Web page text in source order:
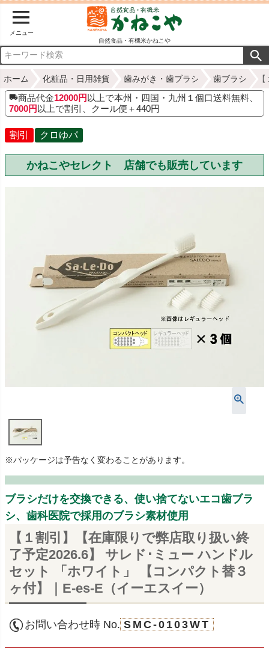
メニュー
自然食品・有機米かねこや
ホーム 化粧品・日用雑貨 歯みがき・歯ブラシ 歯ブラシ
商品代金12000円 以上で本州・四国・九州１個口送料無料、
7000円 以上で割引、クール便＋440円
割引 クロゆパ
かねこやセレクト 店舗でも販売しています
※パッケージは予告なく変わることがあります。
ブラシだけを交換できる、使い捨てないエコ歯ブラ
シ、歯科医院で採用のブラシ素材使用
【１割引】【在庫限りで弊店取り扱い終
了予定2026.6】 サレド･ミュー ハンドル
セット 「ホワイト」 【コンパクト替３
ヶ付】｜E-es-E（イーエスイー）
お問い合わせ時 No. SMC-0103WT